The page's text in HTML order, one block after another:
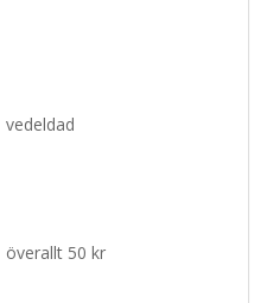
vedeldad
överallt 50 kr